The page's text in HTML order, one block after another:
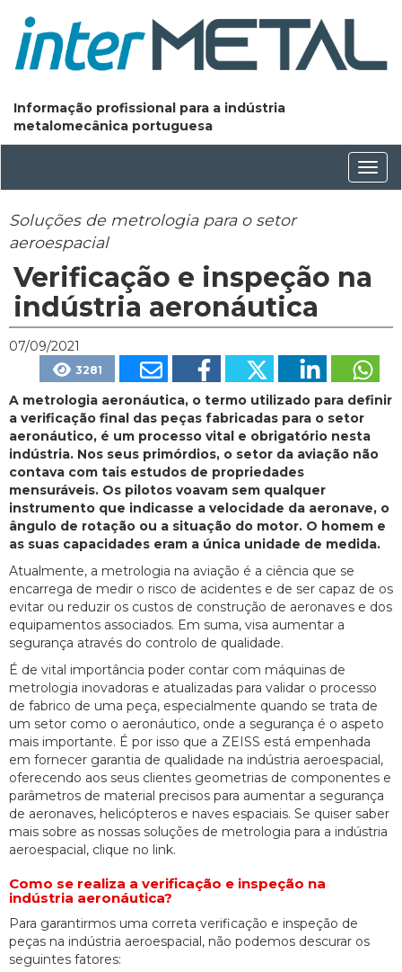
Informação profissional para a indústria
metalomecânica portuguesa
Soluções de metrologia para o setor
aeroespacial
Verificação e inspeção na
indústria aeronáutica
07/09/2021
3281
A metrologia aeronáutica, o termo utilizado para definir
a verificação final das peças fabricadas para o setor
aeronáutico, é um processo vital e obrigatório nesta
indústria. Nos seus primórdios, o setor da aviação não
contava com tais estudos de propriedades
mensuráveis. Os pilotos voavam sem qualquer
instrumento que indicasse a velocidade da aeronave, o
ângulo de rotação ou a situação do motor. O homem e
as suas capacidades eram a única unidade de medida.
Atualmente, a metrologia na aviação é a ciência que se
encarrega de medir o risco de acidentes e de ser capaz de os
evitar ou reduzir os custos de construção de aeronaves e dos
equipamentos associados. Em suma, visa aumentar a
segurança através do controlo de qualidade.
É de vital importância poder contar com máquinas de
metrologia inovadoras e atualizadas para validar o processo
de fabrico de uma peça, especialmente quando se trata de
um setor como o aeronáutico, onde a segurança é o aspeto
mais importante. É por isso que a ZEISS está empenhada
em fornecer garantia de qualidade na indústria aeroespacial,
oferecendo aos seus clientes geometrias de componentes e
parâmetros de material precisos para aumentar a segurança
de aeronaves, helicópteros e naves espaciais. Se quiser saber
mais sobre as nossas soluções de metrologia para a indústria
aeroespacial, clique no link.
Como se realiza a verificação e inspeção na
indústria aeronáutica?
Para garantirmos uma correta verificação e inspeção de
peças na indústria aeroespacial, não podemos descurar os
seguintes fatores: